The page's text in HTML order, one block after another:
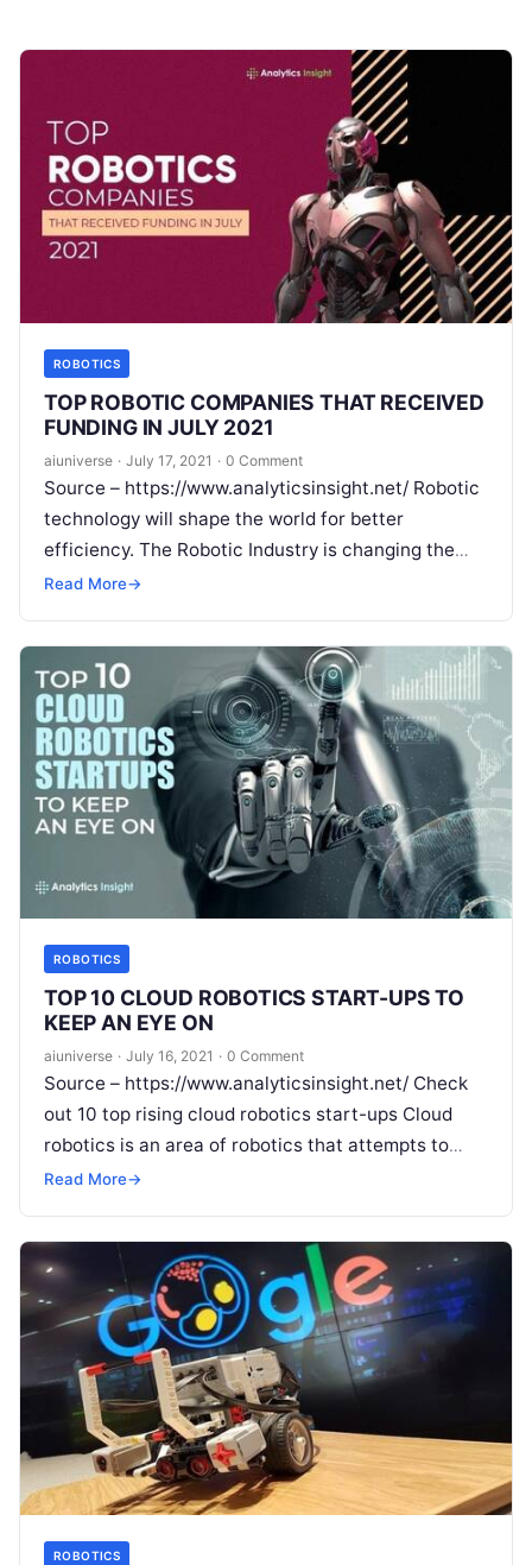
ROBOTICS
TOP ROBOTIC COMPANIES THAT RECEIVED
FUNDING IN JULY 2021
aiuniverse · July 17, 2021 · 0 Comment
Source – https://www.analyticsinsight.net/ Robotic
technology will shape the world for better
efficiency. The Robotic Industry is changing the
landscape of work in the modern era. Right from
Read More→
ROBOTICS
TOP 10 CLOUD ROBOTICS START-UPS TO
KEEP AN EYE ON
aiuniverse · July 16, 2021 · 0 Comment
Source – https://www.analyticsinsight.net/ Check
out 10 top rising cloud robotics start-ups Cloud
robotics is an area of robotics that attempts to
entreat cloud technologies such as cloud
Read More→
ROBOTICS